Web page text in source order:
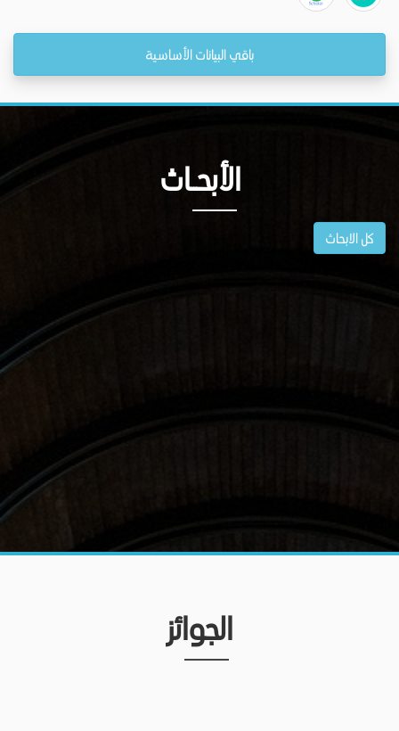
باقي البيانات الأساسية
الأبحــاث
كل الابحاث
الجوائز